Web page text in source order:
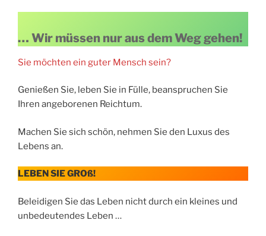
… Wir müssen nur aus dem Weg gehen!
Sie möchten ein guter Mensch sein?
Genießen Sie, leben Sie in Fülle, beanspruchen Sie
Ihren angeborenen Reichtum.
Machen Sie sich schön, nehmen Sie den Luxus des
Lebens an.
LEBEN SIE GROß!
Beleidigen Sie das Leben nicht durch ein kleines und
unbedeutendes Leben …